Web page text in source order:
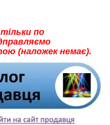
по
(наложек немає).